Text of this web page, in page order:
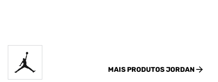
MAIS PRODUTOSJORDAN